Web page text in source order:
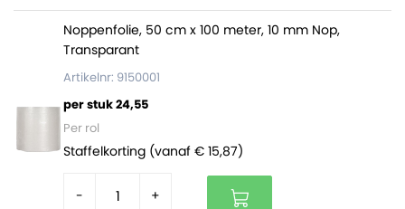
Noppenfolie, 50 cm x 100 meter, 10 mm Nop,
Transparant
Artikelnr: 9150001
per stuk 24,55
Per rol
Staffelkorting (vanaf € 15,87)
- +